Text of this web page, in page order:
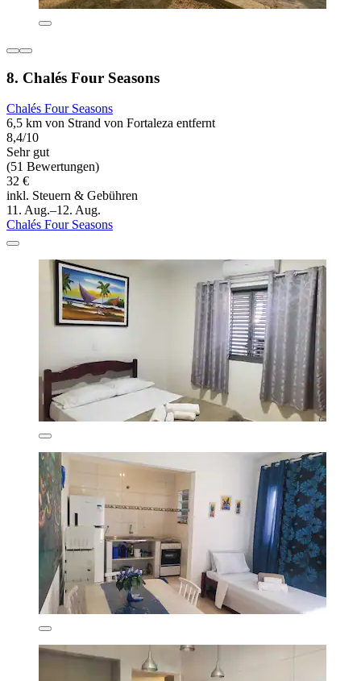
8. Chalés Four Seasons
Chalés Four Seasons
6,5 km von Strand von Fortaleza entfernt
8,4/10
Sehr gut
(51 Bewertungen)
32 €
inkl. Steuern & Gebühren
11. Aug.–12. Aug.
Chalés Four Seasons